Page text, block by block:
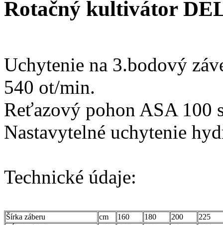
Rotačný kultivátor
Uchytenie na 3.bodový
540 ot/min.
Reťazový pohon ASA 100
Nastavytelné uchytenie
Technické údaje:
Šírka záberu cm 160 180 200
225